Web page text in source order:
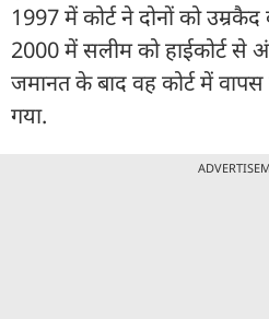
1997 में कोर्ट ने दोनों को
2000 में सलीम को हाईकोर्ट से
जमानत के बाद वह कोर्ट में वापस
गया.